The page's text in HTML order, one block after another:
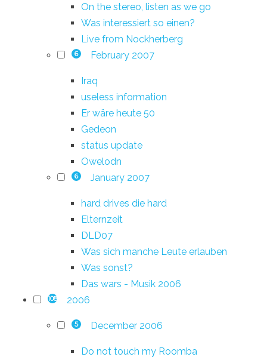
On the stereo, listen as we go
Was interessiert so einen?
Live from Nockherberg
6 February 2007
Iraq
useless information
Er wäre heute 50
Gedeon
status update
Owelodn
6 January 2007
hard drives die hard
Elternzeit
DLD07
Was sich manche Leute erlauben
Was sonst?
Das wars - Musik 2006
108 2006
5 December 2006
Do not touch my Roomba